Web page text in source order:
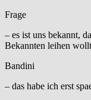
Frage
– es ist uns bekannt,
Bekannten leihen
Bandini
– das habe ich erst